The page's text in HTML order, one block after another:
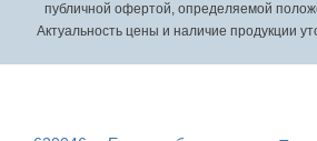
публичной офертой, определяемой
Актуальность цены и наличие продукции